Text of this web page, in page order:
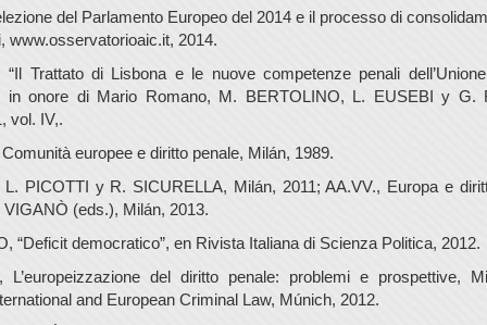
del Parlamento Europeo del 2014 e il processo di
www.osservatorioaic.it, 2014.
Trattato di Lisbona e le nuove competenze penali
in onore di Mario Romano, M. BERTOLINO, L. EUSEBI y G.
vol. IV,.
europee e diritto penale, Milán, 1989.
PICOTTI y R. SICURELLA, Milán, 2011; AA.VV., Europa e
(eds.), Milán, 2013.
“Deficit democratico”, en Rivista Italiana di Scienza Politica, 2012.
L’europeizzazione del diritto penale: problemi e prospettive,
and European Criminal Law, Múnich, 2012.